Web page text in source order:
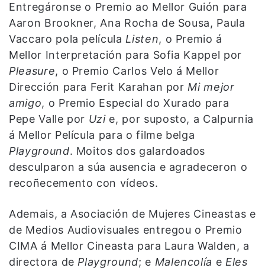
Entregáronse o Premio ao Mellor Guión para
Aaron Brookner, Ana Rocha de Sousa, Paula
Vaccaro pola películaListen, o Premio á
Mellor Interpretación para Sofia Kappel por
Pleasure, o Premio Carlos Velo á Mellor
Dirección para Ferit Karahan porMi mejor
amigo, o Premio Especial do Xurado para
Pepe Valle por Uzie, por suposto, a Calpurnia
á Mellor Película para o filme belga
Playground. Moitos dos galardoados
desculparon a súa ausencia e agradeceron o
recoñecemento con vídeos.
Ademais, a Asociación de Mujeres Cineastas e
de Medios Audiovisuales entregou o Premio
CIMA á Mellor Cineasta para Laura Walden, a
directora de Playground; e Malencolía eEles